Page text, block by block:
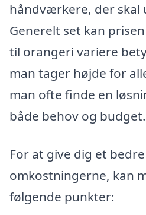
håndværkere, der skal
Generelt set kan
til orangeri variere
man tager højde for
man ofte finde en
både behov og budget.
For at give dig et
omkostningerne, kan
følgende punkter: